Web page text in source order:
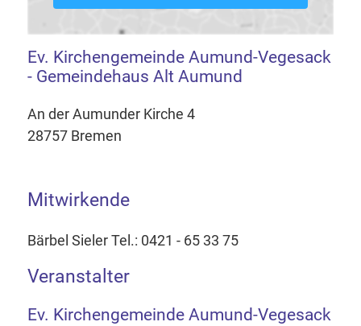
Ev. Kirchengemeinde Aumund-Vegesack
- Gemeindehaus Alt Aumund
An der Aumunder Kirche 4
28757 Bremen
Mitwirkende
Bärbel Sieler Tel.: 0421 - 65 33 75
Veranstalter
Ev. Kirchengemeinde Aumund-Vegesack